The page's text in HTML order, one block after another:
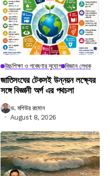
উচ্চশিক্ষা ও গবেষণার সুযোগ বিজ্ঞান লেখক
জাতিসংঘের টেকসই উন্নয়ন লক্ষ্যের
সঙ্গে বিজ্ঞানী অর্গ এর পথচলা
ড. মশিউর রহমান
August 8, 2026